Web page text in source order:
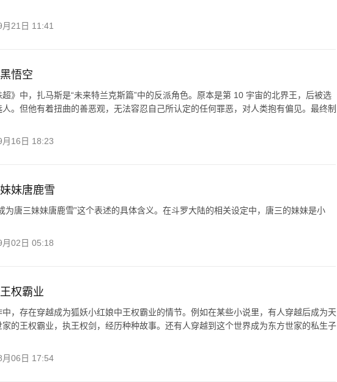
21日 11:41
悟空
》中，扎马斯是“未来特兰克斯篇”中的反派角色。原本是第 10 宇宙的北界王，后被选
。但他有着扭曲的善恶观，无法容忍自己所认定的任何罪恶，对人类抱有偏见。最终制
月16日 18:23
妹唐鹿雪
为唐三妹妹唐鹿雪”这个表述的具体含义。在斗罗大陆的相关设定中，唐三的妹妹是小
月02日 05:18
权霸业
，存在穿越成为狐妖小红娘中王权霸业的情节。例如在某些小说里，有人穿越后成为天
的王权霸业，执王权剑，经历种种故事。还有人穿越到这个世界成为东方世家的私生子
月06日 17:54